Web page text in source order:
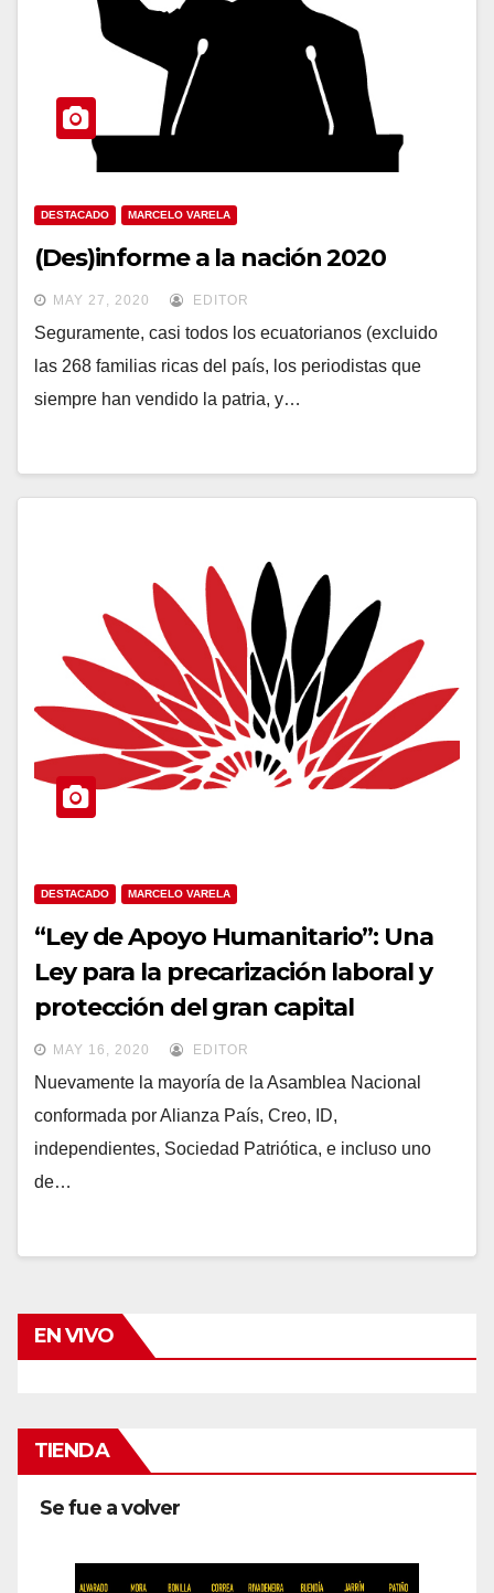
DESTACADO MARCELO VARELA
(Des)informe a la nación 2020
MAY 27, 2020 EDITOR
Seguramente, casi todos los ecuatorianos (excluido
las 268 familias ricas del país, los periodistas que
siempre han vendido la patria, y…
DESTACADO MARCELO VARELA
“Ley de Apoyo Humanitario”: Una
Ley para la precarización laboral y
protección del gran capital
MAY 16, 2020 EDITOR
Nuevamente la mayoría de la Asamblea Nacional
conformada por Alianza País, Creo, ID,
independientes, Sociedad Patriótica, e incluso uno
de…
EN VIVO
TIENDA
Se fue a volver